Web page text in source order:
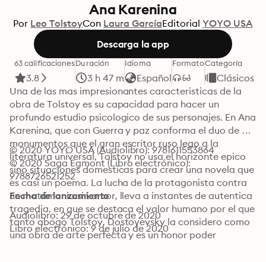
Ana Karenina
Por Leo TolstoyCon Laura GarcíaEditorial YOYO USA
Descarga la app
63 calificaciones
3.8
Duración
3 h 47 m
Idioma
Español
FormatoCategoría
Clásicos
Una de las mas impresionantes caracteristicas de la
obra de Tolstoy es su capacidad para hacer un
profundo estudio psicologico de sus personajes. En Ana
Karenina, que con Guerra y paz conforma el duo de
monumentos que el gran escritor ruso lego a la
literatura universal, Tolstoy no usa el horizonte epico
sino situaciones domesticas para crear una novela que
es casi un poema. La lucha de la protagonista contra
un matrimonio sin amor, lleva a instantes de autentica
tragedia, en que se destaca el valor humano por el que
tanto abogo Tolstoy. Dostoyevsky la considero como
una obra de arte perfecta y es un honor poder
© 2020 YOYO USA (Audiolibro): 9781611553864
© 2020 Saga Egmont (Libro electrónico):
9788726521252
Fecha de lanzamiento
Audiolibro: 29 de octubre de 2020
Libro electrónico: 9 de julio de 2020